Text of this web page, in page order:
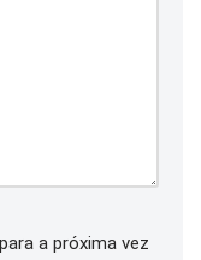
a próxima vez